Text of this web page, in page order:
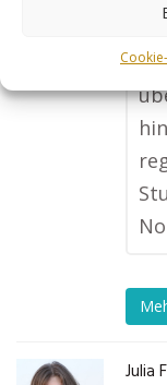
Julia